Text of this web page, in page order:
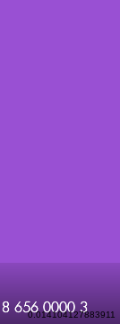
0.014104127883911